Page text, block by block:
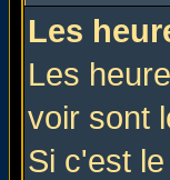
Les
Les
voir sont
Si c'est